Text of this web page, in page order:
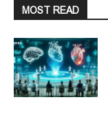
MOST READ